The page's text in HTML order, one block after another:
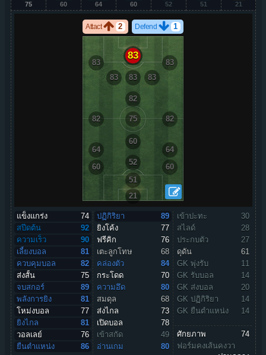
75 60 64 60 52 51 21
Attact 2 Defend 1
83
83
83
83
83
83
82
82 82
75
60
64
64
60
52
60
51
21
แข็งแกร่ง
74
สปีดต้น
92
ความเร็ว
90
เลี้ยงบอล
81
ควบคุมบอล
82
ส่งสั้น
75
จบสกอร์
89
พลังการยิง
81
โหม่งบอล
77
ยิงไกล
81
วอลเลย์
76
ยืนตำแหน่ง
86
ปฏิกิริยา
89
ยิงโค้ง
77
ฟรีคิก
76
เตะลูกโทษ
68
คล่องตัว
84
กระโดด
70
ความอึด
80
สมดุล
68
ส่งไกล
73
เปิดบอล
78
เข้าสกัด
49
อ่านเกม
80
เข้าปะทะ
30
สไลด์
28
ประกบตัว
27
ดุดัน
61
GK พุ่งรับ
11
GK รับบอล
14
GK ส่งบอล
20
GK ปฏิกิริยา
14
GK ยืนตำแหน่ง
14
ศักยภาพ
74
ฟอร์มคงเส้นคงวา